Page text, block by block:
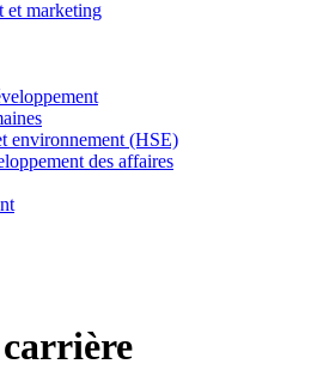
et marketing
environnement (HSE)
des affaires